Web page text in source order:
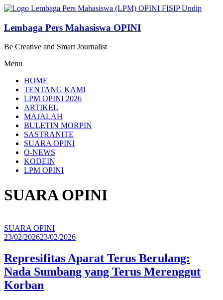
Lompat
konten
Lembaga Pers Mahasiswa OPINI
Be Creative and Smart Journalist
Menu
HOME
TENTANG KAMI
LPM OPINI 2026
ARTIKEL
MAJALAH
BULETIN MORPIN
SASTRANITE
SUARA OPINI
O-NEWS
KODEIN
LPM OPINI
SUARA OPINI
SUARA OPINI
23/02/202623/02/2026
Represifitas Aparat Terus Berulang:
Nada Sumbang yang Terus Merenggut
Korban